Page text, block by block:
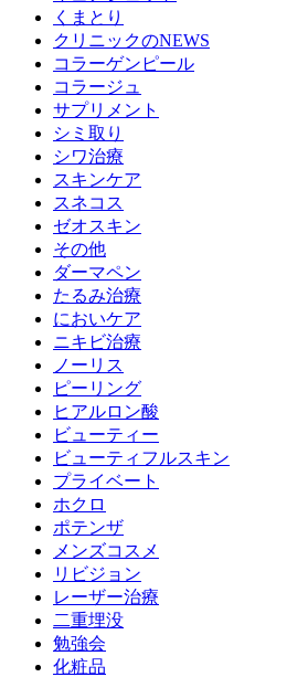
くまとり
クリニックのNEWS
コラーゲンピール
コラージュ
サプリメント
シミ取り
シワ治療
スキンケア
スネコス
ゼオスキン
その他
ダーマペン
たるみ治療
においケア
ニキビ治療
ノーリス
ピーリング
ヒアルロン酸
ビューティー
ビューティフルスキン
プライベート
ホクロ
ポテンザ
メンズコスメ
リビジョン
レーザー治療
二重埋没
勉強会
化粧品